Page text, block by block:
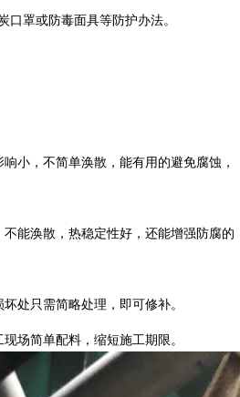
口罩或防毒面具等防护办法。
响小，不简单涣散，能有用的避免腐蚀，
不能涣散，热稳定性好，还能增强防腐的
处只需简略处理，即可修补。
场简单配料，缩短施工期限。